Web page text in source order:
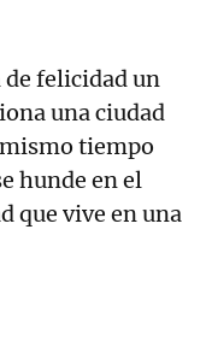
de felicidad un
una ciudad
tiempo
hunde en el
que vive en una